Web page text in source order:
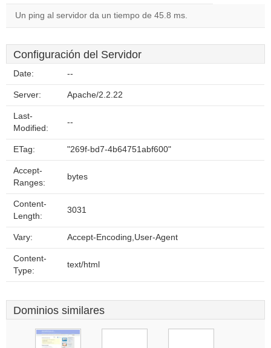
Un ping al servidor da un tiempo de 45.8 ms.
Configuración del Servidor
Date: --
Server: Apache/2.2.22
Last-
Modified:
--
ETag: "269f-bd7-4b64751abf600"
Accept-
Ranges:
bytes
Content-
Length:
3031
Vary: Accept-Encoding,User-Agent
Content-
Type:
text/html
Dominios similares